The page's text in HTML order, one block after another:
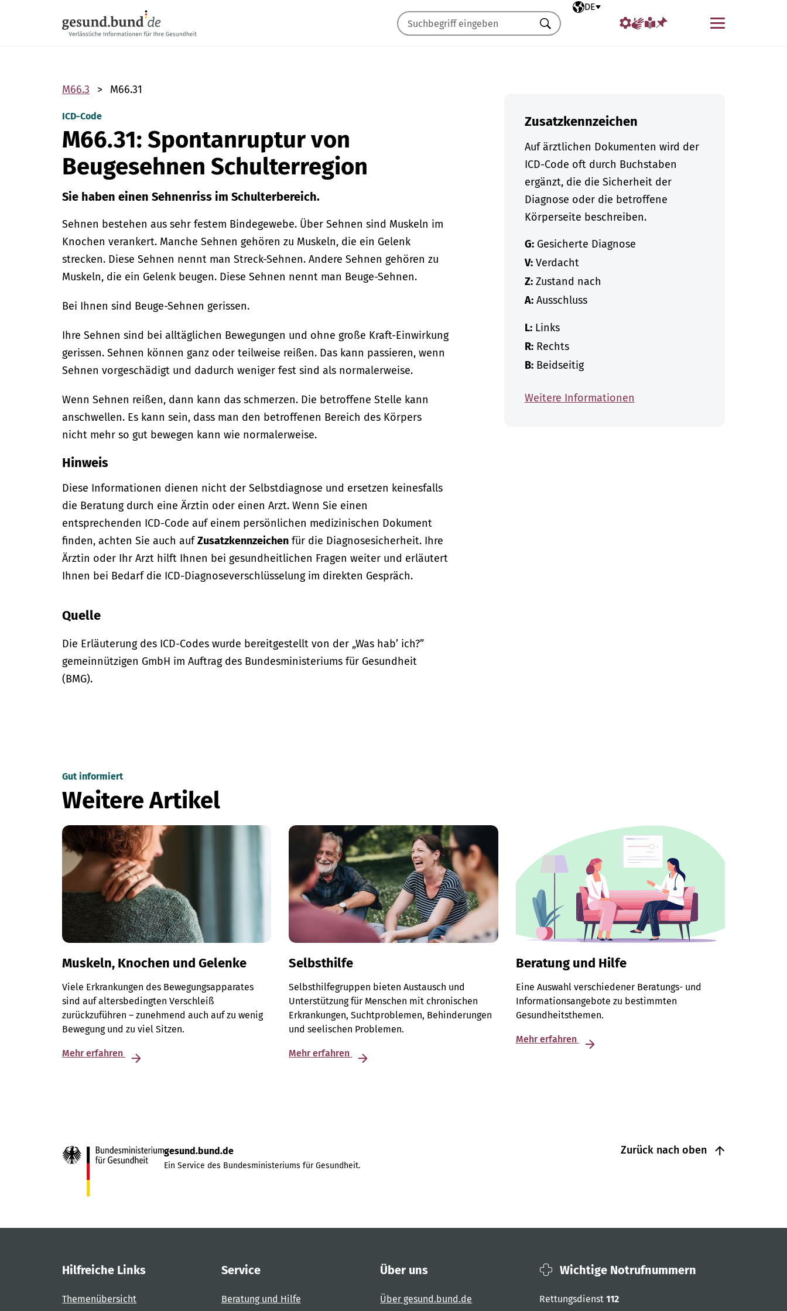
Ausgewählte Sprache
DE
Menü
Suchen
M66.3 M66.31
ICD-Code
M66.31: Spontanruptur von
Beugesehnen Schulterregion
Sie haben einen Sehnenriss im Schulterbereich.
Sehnen bestehen aus sehr festem Bindegewebe. Über Sehnen sind Muskeln im
Knochen verankert. Manche Sehnen gehören zu Muskeln, die ein Gelenk
strecken. Diese Sehnen nennt man Streck-Sehnen. Andere Sehnen gehören zu
Muskeln, die ein Gelenk beugen. Diese Sehnen nennt man Beuge-Sehnen.
Bei Ihnen sind Beuge-Sehnen gerissen.
Ihre Sehnen sind bei alltäglichen Bewegungen und ohne große Kraft-Einwirkung
gerissen. Sehnen können ganz oder teilweise reißen. Das kann passieren, wenn
Sehnen vorgeschädigt und dadurch weniger fest sind als normalerweise.
Wenn Sehnen reißen, dann kann das schmerzen. Die betroffene Stelle kann
anschwellen. Es kann sein, dass man den betroffenen Bereich des Körpers
nicht mehr so gut bewegen kann wie normalerweise.
Hinweis
Diese Informationen dienen nicht der Selbstdiagnose und ersetzen keinesfalls
die Beratung durch eine Ärztin oder einen Arzt. Wenn Sie einen
entsprechenden ICD-Code auf einem persönlichen medizinischen Dokument
finden, achten Sie auch aufZusatzkennzeichen für die Diagnosesicherheit. Ihre
Ärztin oder Ihr Arzt hilft Ihnen bei gesundheitlichen Fragen weiter und erläutert
Ihnen bei Bedarf die ICD-Diagnoseverschlüsselung im direkten Gespräch.
Quelle
Die Erläuterung des ICD-Codes wurde bereitgestellt von der „Was hab’ ich?”
gemeinnützigen GmbH im Auftrag des Bundesministeriums für Gesundheit
(BMG).
Zusatzkennzeichen
Auf ärztlichen Dokumenten wird der
ICD-Code oft durch Buchstaben
ergänzt, die die Sicherheit der
Diagnose oder die betroffene
Körperseite beschreiben.
G:Gesicherte Diagnose
V:Verdacht
Z:Zustand nach
A:Ausschluss
L:Links
R:Rechts
B:Beidseitig
Weitere Informationen
Gut informiert
Weitere Artikel
Muskeln, Knochen und Gelenke
Viele Erkrankungen des Bewegungsapparates
sind auf altersbedingten Verschleiß
zurückzuführen – zunehmend auch auf zu wenig
Bewegung und zu viel Sitzen.
Mehr erfahren
Selbsthilfe
Selbsthilfegruppen bieten Austausch und
Unterstützung für Menschen mit chronischen
Erkrankungen, Suchtproblemen, Behinderungen
und seelischen Problemen.
Mehr erfahren
Beratung und Hilfe
Eine Auswahl verschiedener Beratungs- und
Informationsangebote zu bestimmten
Gesundheitsthemen.
Mehr erfahren
Zurück nach oben
gesund.bund.de
Ein Service des Bundesministeriums für Gesundheit.
Hilfreiche Links
Themenübersicht
Service
Beratung und Hilfe
Über uns
Über gesund.bund.de
Wichtige Notrufnummern
Rettungsdienst 112